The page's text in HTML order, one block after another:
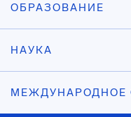
ОБРАЗОВАНИЕ
НАУКА
МЕЖДУНАРОДНОЕ